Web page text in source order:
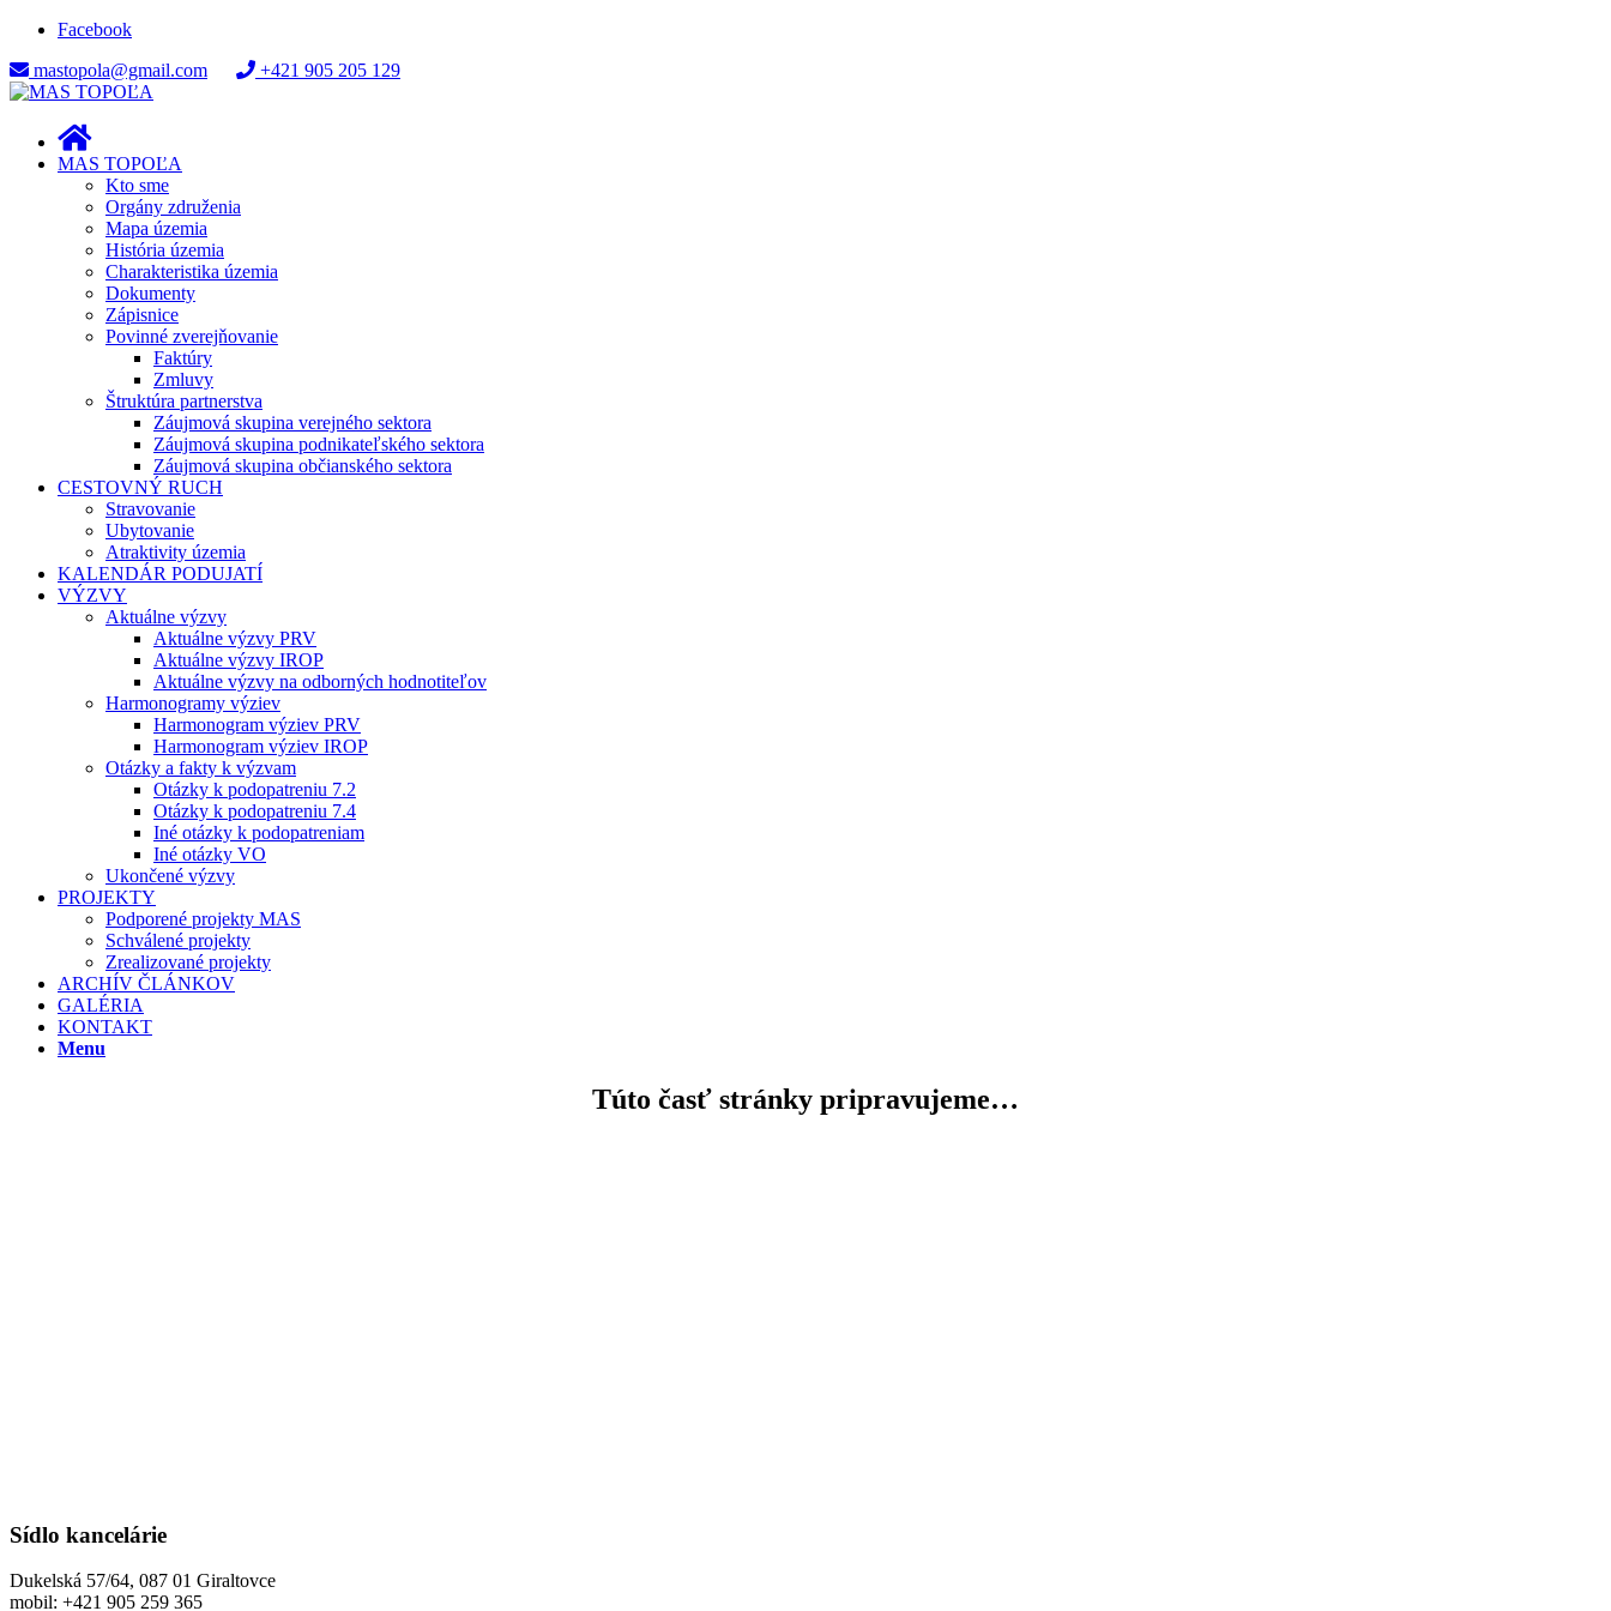
Facebook
mastopola@gmail.com
+421 905 205 129
MAS TOPOĽA
Kto sme
Orgány združenia
Mapa územia
História územia
Charakteristika územia
Dokumenty
Zápisnice
Povinné zverejňovanie
Faktúry
Zmluvy
Štruktúra partnerstva
Záujmová skupina verejného sektora
Záujmová skupina podnikateľského sektora
Záujmová skupina občianského sektora
CESTOVNÝ RUCH
Stravovanie
Ubytovanie
Atraktivity územia
KALENDÁR PODUJATÍ
VÝZVY
Aktuálne výzvy
Aktuálne výzvy PRV
Aktuálne výzvy IROP
Aktuálne výzvy na odborných hodnotiteľov
Harmonogramy výziev
Harmonogram výziev PRV
Harmonogram výziev IROP
Otázky a fakty k výzvam
Otázky k podopatreniu 7.2
Otázky k podopatreniu 7.4
Iné otázky k podopatreniam
Iné otázky VO
Ukončené výzvy
PROJEKTY
Podporené projekty MAS
Schválené projekty
Zrealizované projekty
ARCHÍV ČLÁNKOV
GALÉRIA
KONTAKT
Menu
Túto časť stránky pripravujeme…
Sídlo kancelárie
Dukelská 57/64, 087 01 Giraltovce
mobil: +421 905 259 365